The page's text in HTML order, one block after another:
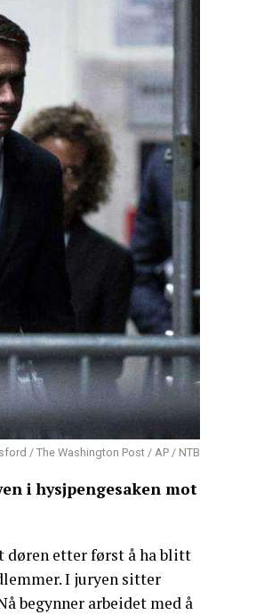
/ The Washington Post / AP / NTB
i hysjpengesaken mot
døren etter først å ha blitt
I juryen sitter
begynner arbeidet med å